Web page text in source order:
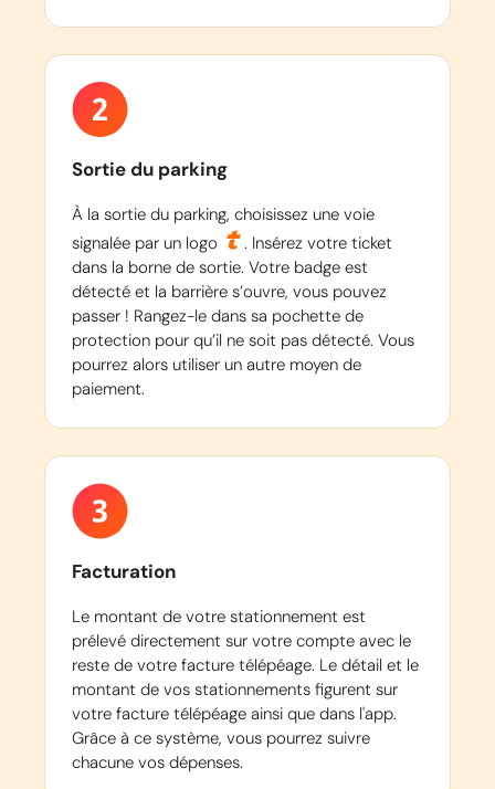
Sortie du parking
À la sortie du parking, choisissez une voie
signalée par un logo
. Insérez votre ticket
dans la borne de sortie. Votre badge est
détecté et la barrière s’ouvre, vous pouvez
passer ! Rangez-le dans sa pochette de
protection pour qu’il ne soit pas détecté. Vous
pourrez alors utiliser un autre moyen de
paiement.
Facturation
Le montant de votre stationnement est
prélevé directement sur votre compte avec le
reste de votre facture télépéage. Le détail et le
montant de vos stationnements figurent sur
votre facture télépéage ainsi que dans l'app.
Grâce à ce système, vous pourrez suivre
chacune vos dépenses.